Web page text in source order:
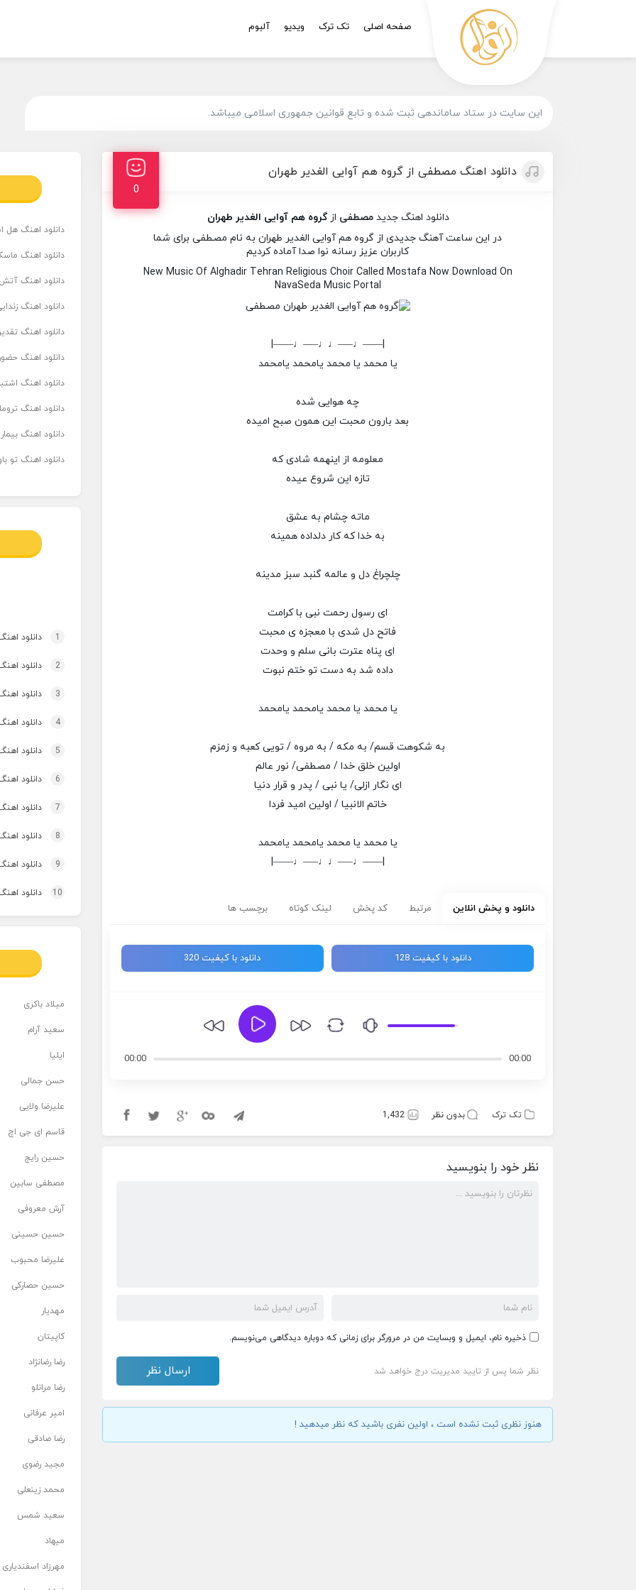
صفحه اصلی تک ترک ویدیو آلبوم
این سایت در ستاد ساماندهی ثبت شده و تابع قوانین جمهوری اسلامی میباشد.
دانلود اهنگ مصطفی از گروه هم آوایی الغدیر طهران
0
دانلود اهنگ جدید مصطفی ازگروه هم آوایی الغدیر طهران
در این ساعت آهنگ جدیدی از گروه هم آوایی الغدیر طهران به نام مصطفی برای شما
کاربران عزیز رسانه نوا صدا آماده کردیم
New Music Of Alghadir Tehran Religious Choir Called Mostafa Now Download On
NavaSeda Music Portal
|——♩—–♩♩—–♩——|
یا محمد یا محمد یامحمد یامحمد
چه هوایی شده
بعد بارون محبت این همون صبح امیده
معلومه از اینهمه شادی که
تازه این شروع عیده
ماته چشام به عشق
به خدا که کار دلداده همینه
چلچراغ دل و عالمه گنبد سبز مدینه
ای رسول رحمت نبی با کرامت
فاتح دل شدی با معجزه ی محبت
ای پناه عترت بانی سلم و وحدت
داده شد به دست تو ختم نبوت
یا محمد یا محمد یامحمد یامحمد
به شکوهت قسم/ به مکه / به مروه / تویی کعبه و زمزم
اولین خلق خدا / مصطفی/ نور عالم
ای نگار ازلی/ یا نبی / پدر و قرار دنیا
خاتم الانبیا / اولین امید فردا
یا محمد یا محمد یامحمد یامحمد
|——♩—–♩♩—–♩——|
دانلود و پخش انلاین مرتبط کد پخش لینک کوتاه برچسب ها
دانلود با کیفیت 128 دانلود با کیفیت 320
00:00
00:00
تک ترک بدون نظر 1,432
نظر خود را بنویسید
ذخیره نام، ایمیل و وبسایت من در مرورگر برای زمانی که دوباره دیدگاهی می‌نویسم.
نظر شما پس از تایید مدیریت درج خواهد شد
هنوز نظری ثبت نشده است ، اولین نفری باشید که نظر میدهید !
دانلود اهنگ هل
دانلود اهنگ
دانلود اهنگ
دانلود اهنگ
دانلود اهنگ
دانلود اهنگ
دانلود اهنگ
دانلود اهنگ
دانلود اهنگ
دانلود اهنگ تو
1 دانلود اهنگ تاپ و
2 دانلود
3 دانلود اهنگ برنو
4 دانلود
5 دانلود
6 دانلود
7 دانلود
8 دانلود
9 دانلود
10 دانلود
میلاد باکری
سعید آرام
ایلیا
حسن جمالی
علیرضا ولایی
قاسم ای جی اچ
حسین رایج
مصطفی سابین
آرش معروفی
حسین حسینی
علیرضا محبوب
حسین حصارکی
مهدیار
کاپیتان
رضا رضانژاد
رضا مرانلو
امیر عرفانی
رضا صادقی
مجید رضوی
محمد زینعلی
سعید شمس
میهاد
مهرزاد اسفندیاری